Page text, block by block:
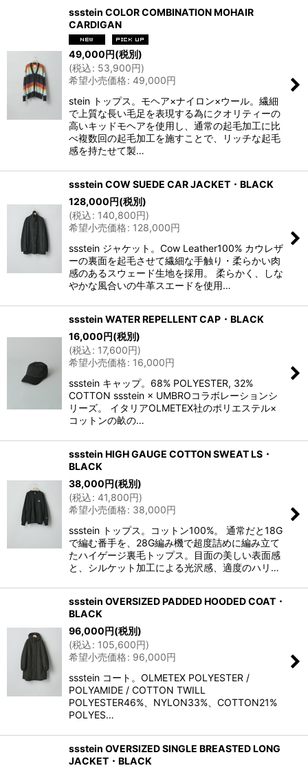
ssstein COLOR COMBINATION MOHAIR
CARDIGAN
49,000円(税別)
(税込: 53,900円)
希望小売価格: 49,000円
stein トップス。モヘア×ナイロン×ウール。繊細
で上質な長い毛足を表現する為にクオリティーの
高いキッドモヘアを使用し、通常の起毛加工に比
べ複数回の起毛加工を施すことで、リッチな起毛
感を持たせて製…
ssstein COW SUEDE CAR JACKET・BLACK
128,000円(税別)
(税込: 140,800円)
希望小売価格: 128,000円
ssstein ジャケット。Cow Leather100% カウレザ
ーの裏面を起毛させて繊細な手触り・柔らかい肉
感のあるスウェード生地を採用。 柔らかく、しな
やかな風合いの牛革スエードを使用…
ssstein WATER REPELLENT CAP・BLACK
16,000円(税別)
(税込: 17,600円)
希望小売価格: 16,000円
ssstein キャップ。68% POLYESTER, 32%
COTTON ssstein × UMBROコラボレーションシ
リーズ。 イタリアOLMETEX社のポリエステル×
コットンの畝の…
ssstein HIGH GAUGE COTTON SWEAT LS・
BLACK
38,000円(税別)
(税込: 41,800円)
希望小売価格: 38,000円
ssstein トップス。コットン100%。 通常だと18G
で編む番手を、28G編み機で超度詰めに編み立て
たハイゲージ裏毛トップス。目面の美しい表面感
と、シルケット加工による光沢感、適度のハリ…
ssstein OVERSIZED PADDED HOODED COAT・
BLACK
96,000円(税別)
(税込: 105,600円)
希望小売価格: 96,000円
ssstein コート。OLMETEX POLYESTER /
POLYAMIDE / COTTON TWILL
POLYESTER46%、NYLON33%、COTTON21%
POLYES…
ssstein OVERSIZED SINGLE BREASTED LONG
JACKET・BLACK